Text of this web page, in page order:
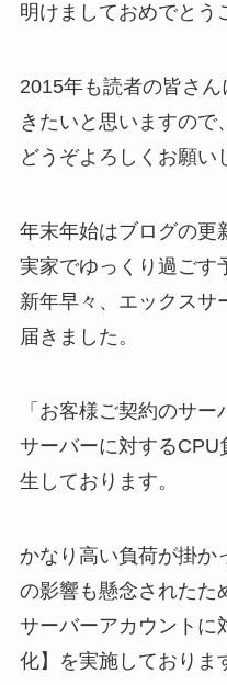
明けましておめでとう
2015年も読者の皆さ
きたいと思いますので、
どうぞよろしくお願い
年末年始はブログの更
実家でゆっくり過ごす
新年早々、エックスサ
届きました。
「お客様ご契約のサー
サーバーに対する
生しております。
かなり高い負荷が掛か
の影響も懸念されたた
サーバーアカウントに
化】を実施しておりま